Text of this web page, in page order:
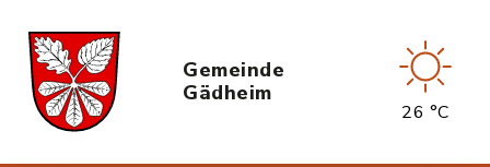
Gemeinde
Gädheim
26 °C